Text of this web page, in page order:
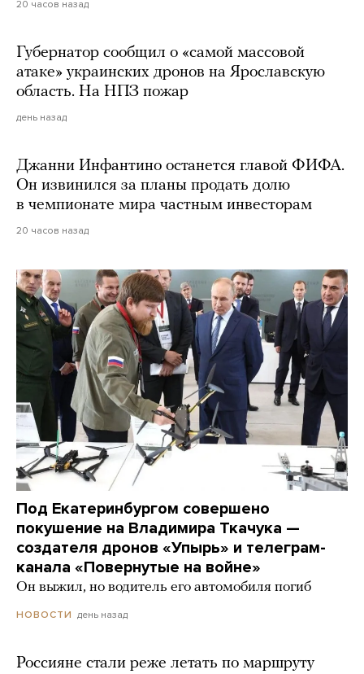
20 часов назад
Губернатор сообщил о «самой массовой
атаке» украинских дронов на Ярославскую
область. На НПЗ пожар
день назад
Джанни Инфантино останется главой ФИФА.
Он извинился за планы продать долю
в чемпионате мира частным инвесторам
20 часов назад
Под Екатеринбургом совершено
покушение на Владимира Ткачука —
создателя дронов «Упырь» и телеграм-
канала «Повернутые на войне»
Он выжил, но водитель его автомобиля погиб
НОВОСТИ день назад
Россияне стали реже летать по маршруту